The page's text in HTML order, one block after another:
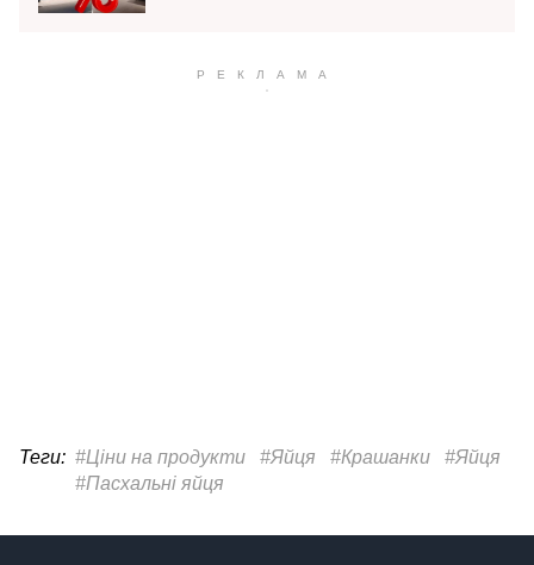
Теги: #Ціни на продукти #Яйця #Крашанки
#Яйця
#Пасхальні яйця